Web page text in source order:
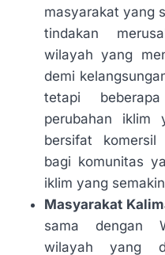
masyarakat yang
tindakan
wilayah yang
demi
tetapi
perubahan iklim
bersifat komersil
bagi komunitas
iklim yang
Masyarakat
sama dengan
wilayah yang